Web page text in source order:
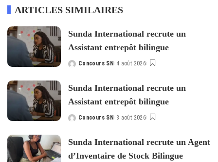
ARTICLES SIMILAIRES
Sunda International recrute un
Assistant entrepôt bilingue
Posted
Concours SN 4 août 2026
Sunda International recrute un
Assistant entrepôt bilingue
Posted
Concours SN 3 août 2026
Sunda International recrute un Agent
d’Inventaire de Stock Bilingue